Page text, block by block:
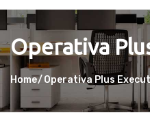
Operativa
Home Operativa Plus